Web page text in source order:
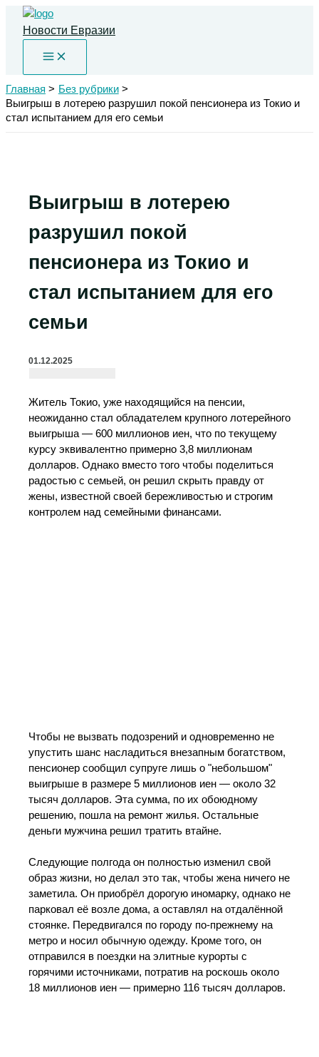
Перейти
содержимому
Новости Евразии
Главная
Без рубрики
Выигрыш в лотерею разрушил покой пенсионера из Токио и
стал испытанием для его семьи
Выигрыш в лотерею
разрушил покой
пенсионера из Токио и
стал испытанием для его
семьи
01.12.2025
Житель Токио, уже находящийся на пенсии,
неожиданно стал обладателем крупного лотерейного
выигрыша — 600 миллионов иен, что по текущему
курсу эквивалентно примерно 3,8 миллионам
долларов. Однако вместо того чтобы поделиться
радостью с семьей, он решил скрыть правду от
жены, известной своей бережливостью и строгим
контролем над семейными финансами.
Чтобы не вызвать подозрений и одновременно не
упустить шанс насладиться внезапным богатством,
пенсионер сообщил супруге лишь о "небольшом"
выигрыше в размере 5 миллионов иен — около 32
тысяч долларов. Эта сумма, по их обоюдному
решению, пошла на ремонт жилья. Остальные
деньги мужчина решил тратить втайне.
Следующие полгода он полностью изменил свой
образ жизни, но делал это так, чтобы жена ничего не
заметила. Он приобрёл дорогую иномарку, однако не
парковал её возле дома, а оставлял на отдалённой
стоянке. Передвигался по городу по-прежнему на
метро и носил обычную одежду. Кроме того, он
отправился в поездки на элитные курорты с
горячими источниками, потратив на роскошь около
18 миллионов иен — примерно 116 тысяч долларов.